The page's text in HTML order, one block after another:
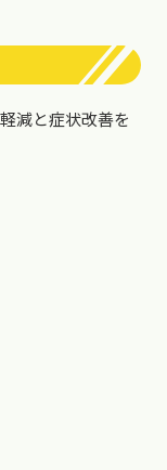
減と症状改善を